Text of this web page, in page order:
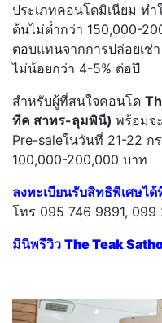
ประเภทคอนโดมิเนียม ท
ต้นไม่ต่ำกว่า 150,000-
ตอบแทนจากการปล่อยเช่
ไม่น้อยกว่า 4-5% ต่อปี
สำหรับผู้ที่สนใจคอนโด
ทีค สาทร-ลุมพินี) พร้อมจ
Pre-saleในวันที่ 21-22
100,000-200,000 บาท
ลงทะเบียนรับสิทธิพิเศษไ
โทร 095 746 9891, 099
มินิพรีวิว The Teak